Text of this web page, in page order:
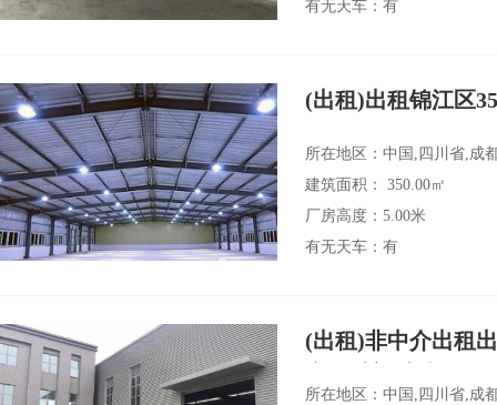
有无天车：有
(出租)出租锦江区
所在地区：中国,四川省,成
建筑面积： 350.00㎡
厂房高度：5.00米
有无天车：有
(出租)非中介出租
所在地区：中国,四川省,成